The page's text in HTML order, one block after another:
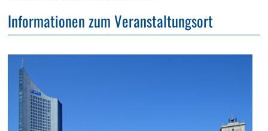
Informationen zum Veranstaltungsort